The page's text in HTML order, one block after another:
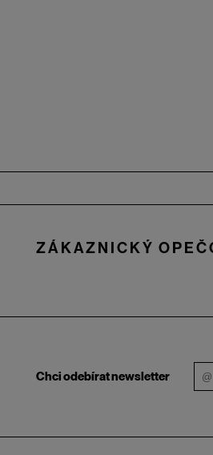
ZÁKAZNICKÝ
Chci odebírat newsletter